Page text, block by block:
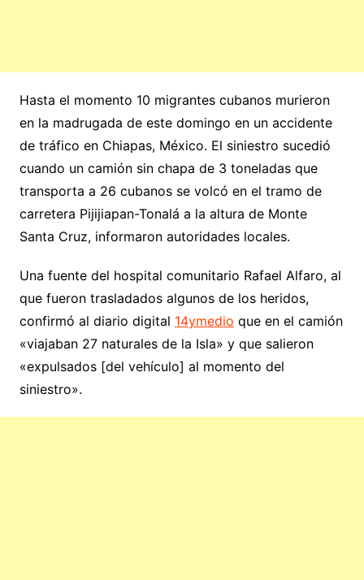
Hasta el momento 10 migrantes cubanos murieron
en la madrugada de este domingo en un accidente
de tráfico en Chiapas, México. El siniestro sucedió
cuando un camión sin chapa de 3 toneladas que
transporta a 26 cubanos se volcó en el tramo de
carretera Pijijiapan-Tonalá a la altura de Monte
Santa Cruz, informaron autoridades locales.
Una fuente del hospital comunitario Rafael Alfaro, al
que fueron trasladados algunos de los heridos,
confirmó al diario digital 14ymedio que en el camión
«viajaban 27 naturales de la Isla» y que salieron
«expulsados [del vehículo] al momento del
siniestro».